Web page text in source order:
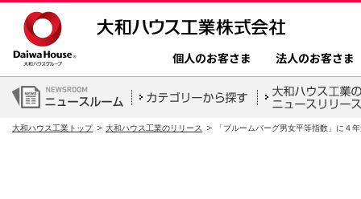
個人のお客さま 法人のお客さま
大和ハウス工業トップ 大和ハウス工業のリリース 「ブルームバーグ男女平等指数」に４